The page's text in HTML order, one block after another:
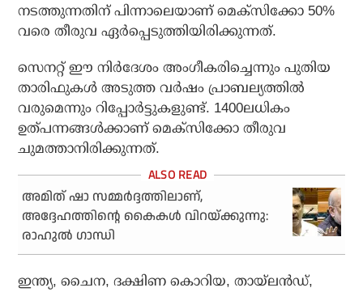
നടത്തുന്നതിന് പിന്നാലെയാണ് മെക്സിക്കോ 50%
വരെ തീരുവ ഏർപ്പെടുത്തിയിരിക്കുന്നത്.
സെനറ്റ് ഈ നിർദേശം അംഗീകരിച്ചെന്നും പുതിയ
താരിഫുകൾ അടുത്ത വർഷം പ്രാബല്യത്തിൽ
വരുമെന്നും റിപ്പോർട്ടുകളുണ്ട്. 1400ലധികം
ഉത്പന്നങ്ങൾക്കാണ് മെക്സിക്കോ തീരുവ
ചുമത്താനിരിക്കുന്നത്.
അമിത് ഷാ സമ്മര്‍ദ്ദത്തിലാണ്,
അദ്ദേഹത്തിന്റെ കൈകള്‍ വിറയ്ക്കുന്നു:
രാഹുൽ ഗാന്ധി
ഇന്ത്യ, ചൈന, ദക്ഷിണ കൊറിയ, തായ്‌ലൻഡ്,